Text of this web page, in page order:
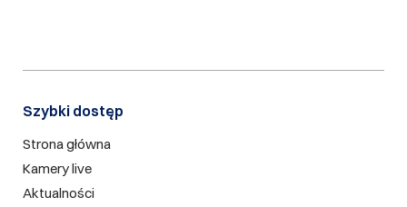
Szybki dostęp​
Strona główna
Kamery live
Aktualności